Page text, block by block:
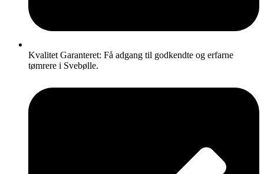
Kvalitet Garanteret: Få adgang til godkendte og erfarne
tømrere i Svebølle.